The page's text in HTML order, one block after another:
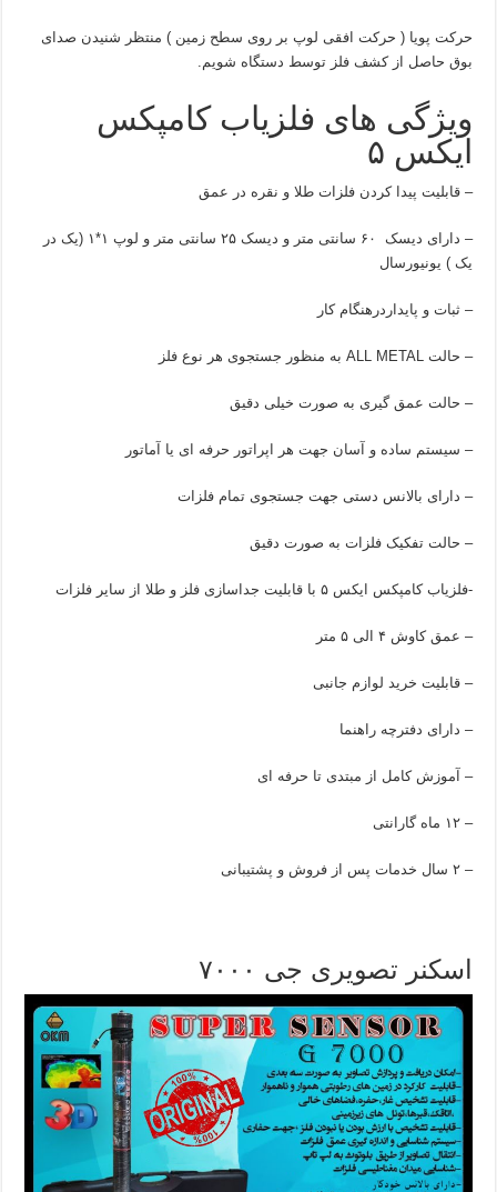
حرکت پویا ( حرکت افقی لوپ بر روی سطح زمین ) منتظر شنیدن صدای
بوق حاصل از کشف فلز توسط دستگاه شویم.
ویژگی های فلزیاب کامپکس
ایکس ۵
– قابلیت پیدا کردن فلزات طلا و نقره در عمق
– دارای دیسک ۶۰ سانتی متر و دیسک ۲۵ سانتی متر و لوپ ۱*۱ (یک در
یک ) یونیورسال
– ثبات و پایداردرهنگام کار
– حالت ALL METAL به منظور جستجوی هر نوع فلز
– حالت عمق گیری به صورت خیلی دقیق
– سیستم ساده و آسان جهت هر اپراتور حرفه ای یا آماتور
– دارای بالانس دستی جهت جستجوی تمام فلزات
– حالت تفکیک فلزات به صورت دقیق
-فلزیاب کامپکس ایکس ۵ با قابلیت جداسازی فلز و طلا از سایر فلزات
– عمق کاوش ۴ الی ۵ متر
– قابلیت خرید لوازم جانبی
– دارای دفترچه راهنما
– آموزش کامل از مبتدی تا حرفه ای
– ۱۲ ماه گارانتی
– ۲ سال خدمات پس از فروش و پشتیبانی
اسکنر تصویری جی ۷۰۰۰